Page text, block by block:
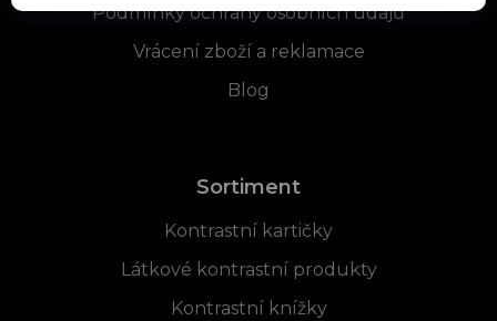
Podmínky ochrany osobních údajů
Vrácení zboží a reklamace
Blog
Sortiment
Kontrastní kartičky
Látkové kontrastní produkty
Kontrastní knížky